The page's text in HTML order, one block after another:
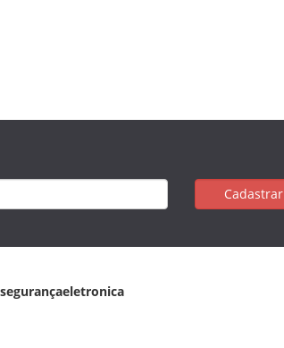
Cadastrar